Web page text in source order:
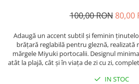
Coliere Transparente cu Pietre
Coliere Transparente Diverse
LĂNȚIȘOARE ARGINT
Lănțișoare cu Inimioare
100,00 RON 80,00
Adaugă un accent subtil și feminin
brățară reglabilă pentru gleznă, realizată
mărgele Miyuki portocalii. Designul
atât la plajă, cât și în viața de zi cu zi,
IN STOC